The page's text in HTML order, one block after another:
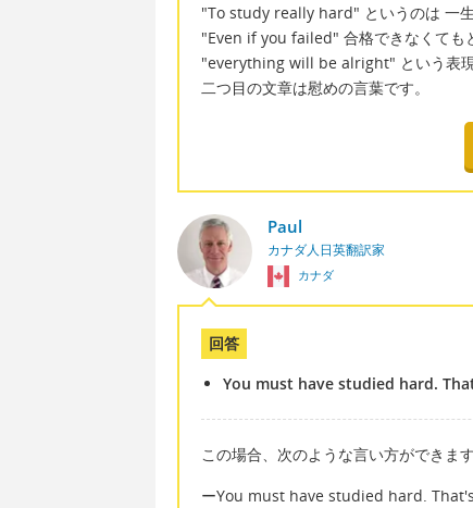
"To study really hard" というのは 一生
"Even if you failed" 合格できなくても
"everything will be alright" という表現
二つ目の文章は慰めの言葉です。
Paul
カナダ人日英翻訳家
カナダ
回答
You must have studied hard.
この場合、次のような言い方ができます
ーYou must have studied hard.